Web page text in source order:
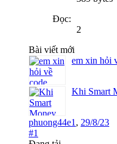
Đọc:
2
Bài viết mới
em xin hỏi
Khi Smart
phuong44e1, 29/8/23
#1